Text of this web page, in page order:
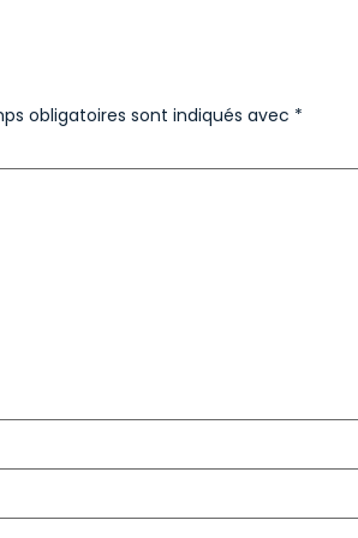
obligatoires sont indiqués avec *